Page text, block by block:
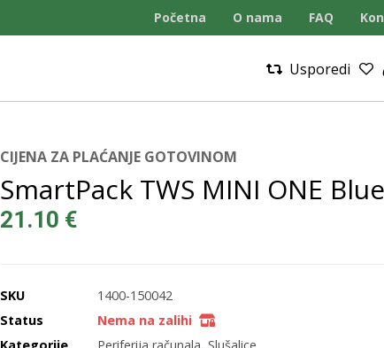
Početna O nama FAQ
Usporedi
CIJENA ZA PLAĆANJE GOTOVINOM
SmartPack TWS MINI ONE
21.10 €
SKU
1400-150042
Status
Nema na zalihi